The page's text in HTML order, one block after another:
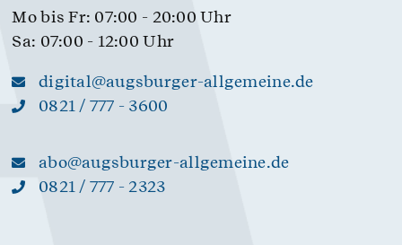
Mo bis Fr: 07:00 - 20:00 Uhr
Sa: 07:00 - 12:00 Uhr
digital@augsburger-allgemeine.de
0821 / 777 - 3600
abo@augsburger-allgemeine.de
0821 / 777 - 2323